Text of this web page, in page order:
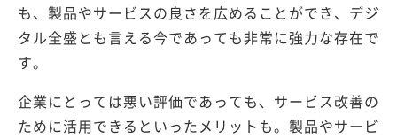
も、製品やサービスの良さを広めることができ、デジ
タル全盛とも言える今であっても非常に強力な存在で
す。
企業にとっては悪い評価であっても、サービス改善の
ために活用できるといったメリットも。製品やサービ